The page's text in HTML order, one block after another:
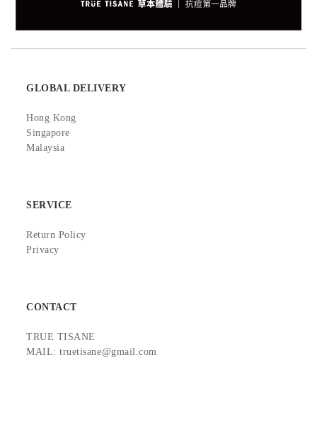
GLOBAL DELIVERY
Hong Kong
Singapore
Malaysia
SERVICE
Return Policy
Privacy
CONTACT
TRUE TISANE
MAIL: truetisane@gmail.com